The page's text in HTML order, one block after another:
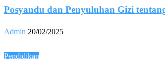
Posyandu dan Penyuluhan Gizi
Admin 20/02/2025
Pendidikan